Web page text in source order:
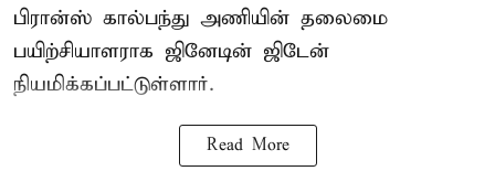
பிரான்ஸ் கால்பந்து அணியின் தலைமை
பயிற்சியாளராக ஜினேடின் ஜிடேன்
நியமிக்கப்பட்டுள்ளார்.
Read More